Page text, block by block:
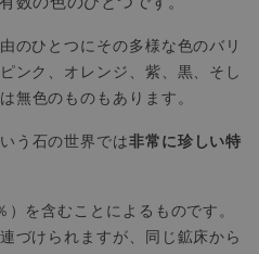
のひとつにその多様な色のバリ
ンク、オレンジ、紫、黒、そし
無色のものもあります。
う石の世界では非常に珍しい特
を含むことによるものです。
づけられますが、同じ鉱床から